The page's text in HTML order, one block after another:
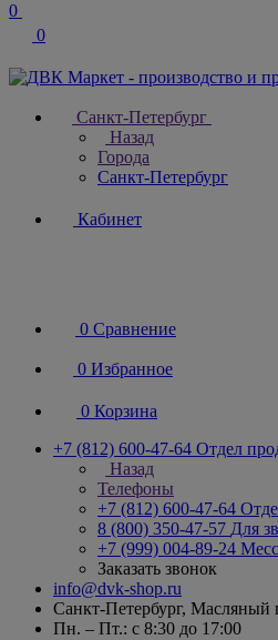
0
0
Санкт-Петербург
Назад
Города
Санкт-Петербург
Кабинет
0 Сравнение
0 Избранное
0 Корзина
+7 (812) 600-47-64 Отдел
Назад
Телефоны
+7 (812) 600-47-64
8 (800) 350-47-57 Для
+7 (999) 004-89-24
Заказать звонок
info@dvk-shop.ru
Санкт-Петербург, Масляный
Пн. – Пт.: с 8:30 до 17:00